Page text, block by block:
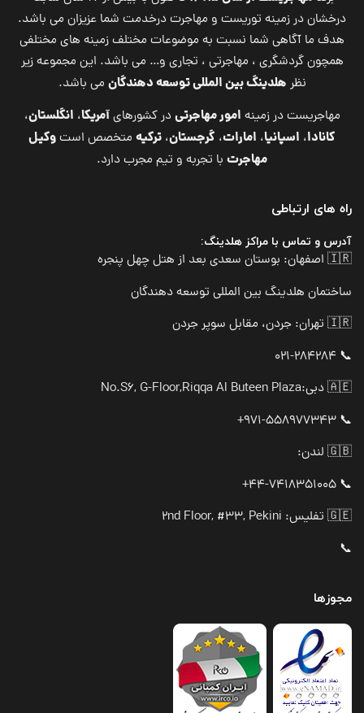
درخشان در زمینه توریست و مهاجرت درخدمت شما عزیزان می باشد.
هدف ما آگاهی شما نسبت به موضوعات مختلف زمینه های مختلفی
همچون گردشگری ، مهاجرتی ، تجاری و… می باشد. این مجموعه زیر
نظر هلدینگ بین المللی توسعه دهندگان می باشد.
مهاجریست در زمینه امور مهاجرتیدر کشورهایآمریکا، انگلستان،
کانادا، اسپانیا، امارات، گرجستان، ترکیه متخصص استوکیل
مهاجرت با تجربه و تیم مجرب دارد.
راه های ارتباطی
آدرس و تماس با مراکز هلدینگ:
🇮🇷 اصفهان: بوستان سعدی بعد از هتل چهل پنجره
ساختمان هلدینگ بین المللی توسعه دهندگان
🇮🇷 تهران: جردن، مقابل سوپر جردن
📞 021-284284
🇦🇪 دبی:
No.S6, G-Floor,Riqqa Al Buteen Plaza
📞 971-558977343+
🇬🇧 لندن:
📞 44-7418351005+
🇬🇪 تفلیس: 2nd Floor, #33, Pekini
📞
مجوزها